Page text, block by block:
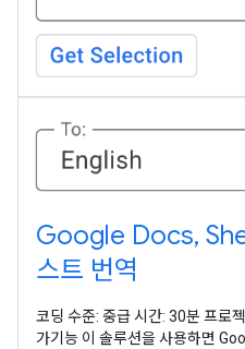
Google Docs,
스트 번역
코딩 수준: 중급 시간: 30분 프로
가기능 이 솔루션을 사용하면